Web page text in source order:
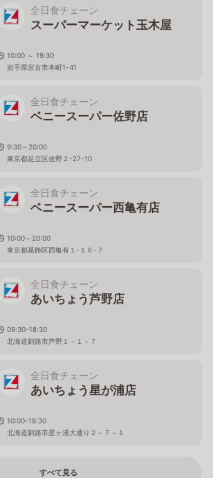
全日食チェーン
スーパーマーケット玉木屋
10:00 ～ 19:30
岩手県宮古市本町1-41
全日食チェーン
ベニースーパー佐野店
9:30～20:00
東京都足立区佐野２-27-10
全日食チェーン
ベニースーパー西亀有店
10:00～20:00
東京都葛飾区西亀有１-１６-７
全日食チェーン
あいちょう芦野店
09:30-18:30
北海道釧路市芦野１－１－７
全日食チェーン
あいちょう星が浦店
10:00-18:30
北海道釧路市星ヶ浦大通り２－７－１
すべて見る